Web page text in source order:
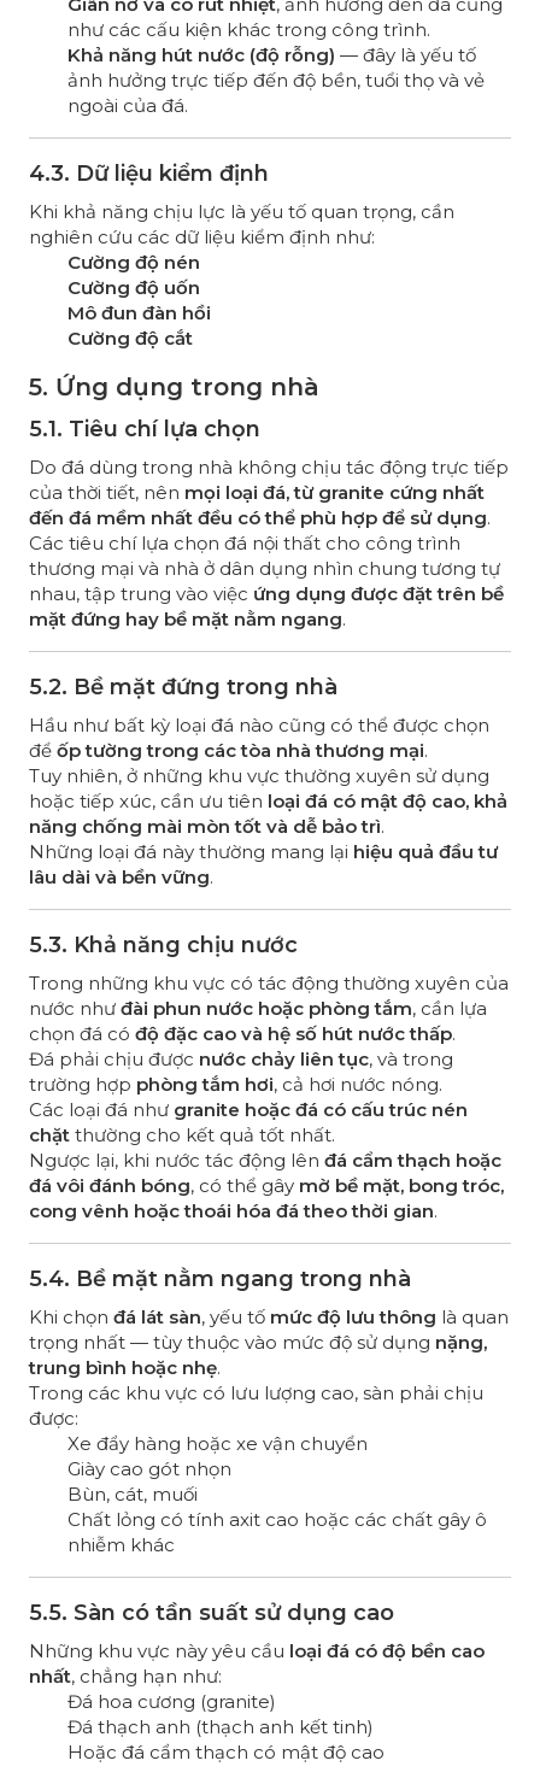
như các cấu kiện khác trong công trình.
Khả năng hút nước (độ rỗng) — đây là yếu tố
ảnh hưởng trực tiếp đến độ bền, tuổi thọ và vẻ
ngoài của đá.
4.3. Dữ liệu kiểm định
Khi khả năng chịu lực là yếu tố quan trọng, cần
nghiên cứu các dữ liệu kiểm định như:
Cường độ nén
Cường độ uốn
Mô đun đàn hồi
Cường độ cắt
5. Ứng dụng trong nhà
5.1. Tiêu chí lựa chọn
Do đá dùng trong nhà không chịu tác động trực tiếp
của thời tiết, nên mọi loại đá, từ granite cứng nhất
đến đá mềm nhất đều có thể phù hợp để sử dụng.
Các tiêu chí lựa chọn đá nội thất cho công trình
thương mại và nhà ở dân dụng nhìn chung tương tự
nhau, tập trung vào việc ứng dụng được đặt trên bề
mặt đứng hay bề mặt nằm ngang.
5.2. Bề mặt đứng trong nhà
Hầu như bất kỳ loại đá nào cũng có thể được chọn
để ốp tường trong các tòa nhà thương mại.
Tuy nhiên, ở những khu vực thường xuyên sử dụng
hoặc tiếp xúc, cần ưu tiên loại đá có mật độ cao, khả
năng chống mài mòn tốt và dễ bảo trì.
Những loại đá này thường mang lại hiệu quả đầu tư
lâu dài và bền vững.
5.3. Khả năng chịu nước
Trong những khu vực có tác động thường xuyên của
nước như đài phun nước hoặc phòng tắm, cần lựa
chọn đá có độ đặc cao và hệ số hút nước thấp.
Đá phải chịu được nước chảy liên tục, và trong
trường hợp phòng tắm hơi, cả hơi nước nóng.
Các loại đá như granite hoặc đá có cấu trúc nén
chặt thường cho kết quả tốt nhất.
Ngược lại, khi nước tác động lên đá cẩm thạch hoặc
đá vôi đánh bóng, có thể gây mờ bề mặt, bong tróc,
cong vênh hoặc thoái hóa đá theo thời gian.
5.4. Bề mặt nằm ngang trong nhà
Khi chọn đá lát sàn, yếu tố mức độ lưu thông là quan
trọng nhất — tùy thuộc vào mức độ sử dụng nặng,
trung bình hoặc nhẹ.
Trong các khu vực có lưu lượng cao, sàn phải chịu
được:
Xe đẩy hàng hoặc xe vận chuyển
Giày cao gót nhọn
Bùn, cát, muối
Chất lỏng có tính axit cao hoặc các chất gây ô
nhiễm khác
5.5. Sàn có tần suất sử dụng cao
Những khu vực này yêu cầu loại đá có độ bền cao
nhất, chẳng hạn như:
Đá hoa cương (granite)
Đá thạch anh (thạch anh kết tinh)
Hoặc đá cẩm thạch có mật độ cao